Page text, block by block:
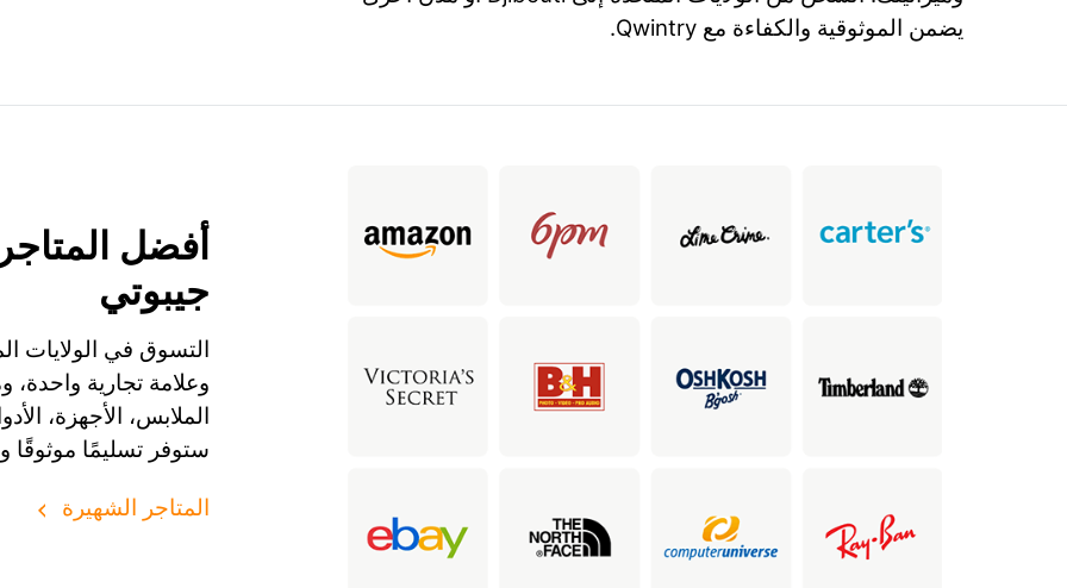
يضمن الموثوقية والكفاءة مع Qwintry.
أفضل
جيبوتي
التسوق في الولايات
وعلامة تجارية
ستوفر تسليمًا موثوقًا
المتاجر الشهيرة